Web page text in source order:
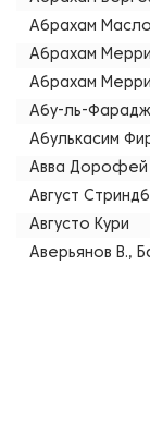
Абрахам
Абрахам
Абрахам
Абу-ль-Фарадж
Абулькасим
Авва Дорофей
Август
Августо Кури
Аверьянов В.,